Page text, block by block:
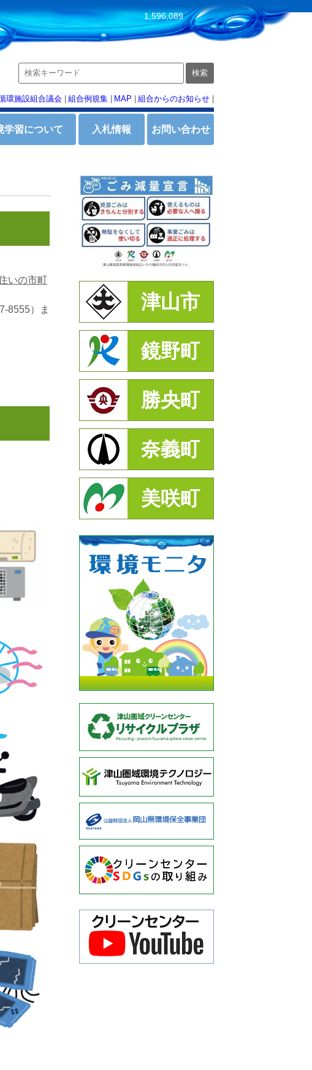
1,596,089
環施設組合議会 組合例規集 MAP 組合からのお知らせ
学習について 入札情報 お問い合わせ
いの市町
8555）ま
津山市
鏡野町
勝央町
奈義町
美咲町